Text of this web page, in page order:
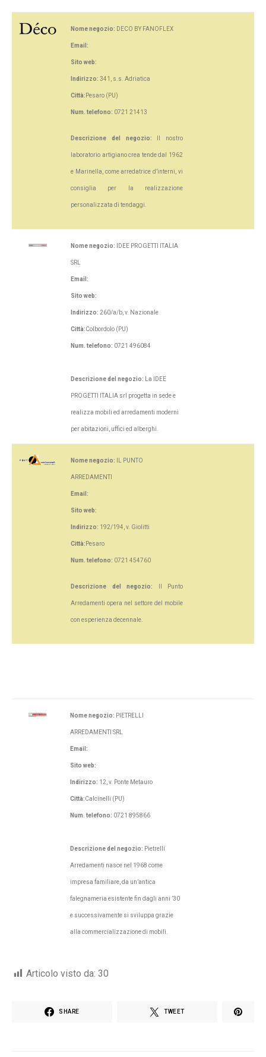
Nome negozio: DECO BY FANOFLEX
Email:
Sito web:
Indirizzo: 341, s.s. Adriatica
Città: Pesaro (PU)
Num. telefono: 0721 21413
Descrizione del negozio: Il nostro
laboratorio artigiano crea tende dal 1962
e Marinella, come arredatrice d’interni, vi
consiglia per la realizzazione
personalizzata di tendaggi.
Nome negozio: IDEE PROGETTI ITALIA
SRL
Email:
Sito web:
Indirizzo: 260/a/b, v. Nazionale
Città:Colbordolo (PU)
Num. telefono: 0721 496084
Descrizione del negozio: La IDEE
PROGETTI ITALIA srl progetta in sede e
realizza mobili ed arredamenti moderni
per abitazioni, uffici ed alberghi.
Nome negozio: IL PUNTO
ARREDAMENTI
Email:
Sito web:
Indirizzo: 192/194, v. Giolitti
Città: Pesaro
Num. telefono: 0721 454760
Descrizione del negozio: Il Punto
Arredamenti opera nel settore del mobile
con esperienza decennale.
Nome negozio: PIETRELLI
ARREDAMENTI SRL
Email:
Sito web:
Indirizzo: 12, v. Ponte Metauro
Città:Calcinelli (PU)
Num. telefono: 0721 895866
Descrizione del negozio: Pietrelli
Arredamenti nasce nel 1968 come
impresa familiare, da un’antica
falegnameria esistente fin dagli anni ’30
e successivamente si sviluppa grazie
alla commercializzazione di mobili.
Articolo visto da: 30
SHARE TWEET